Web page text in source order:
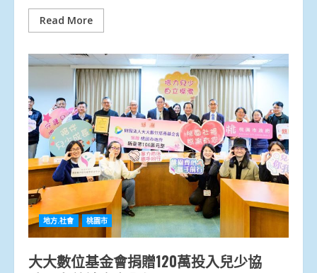
Read More
地方.社會 桃園市
大大數位基金會捐贈120萬投入兒少協